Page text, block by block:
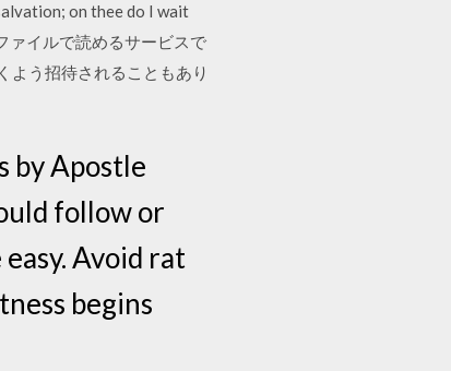
on thee do I wait
ァイルで読めるサービスで
よう招待されることもあり
by Apostle
follow or
Avoid rat
begins